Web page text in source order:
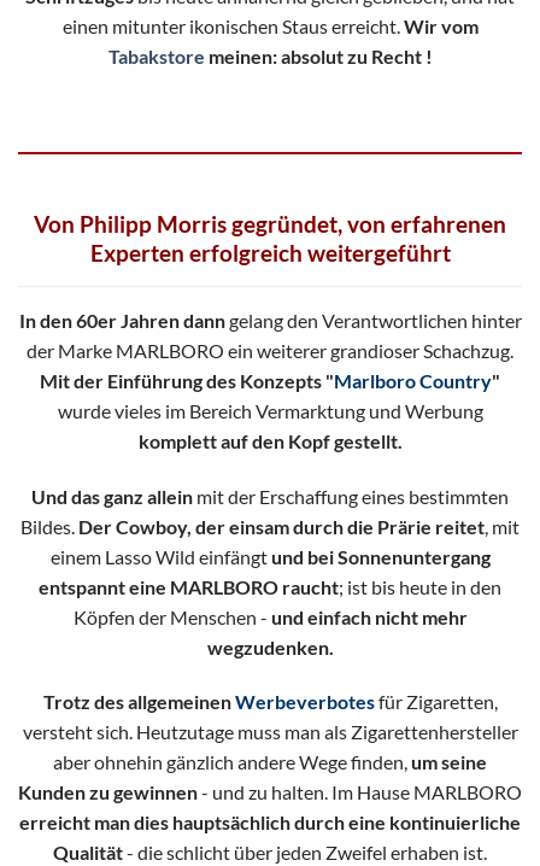
einen mitunter ikonischen Staus erreicht.Wir vom
Tabakstore meinen: absolut zu Recht !
Von Philipp Morris gegründet, von erfahrenen
Experten erfolgreich weitergeführt
In den 60er Jahren danngelang den Verantwortlichen hinter
der Marke MARLBORO ein weiterer grandioser Schachzug.
Mit der Einführung des Konzepts "Marlboro Country"
wurde vieles im Bereich Vermarktung und Werbung
komplett auf den Kopf gestellt.
Und das ganz allein mit der Erschaffung eines bestimmten
Bildes. Der Cowboy, der einsam durch die Prärie reitet , mit
einem Lasso Wild einfängtund bei Sonnenuntergang
entspannt eine MARLBORO raucht; ist bis heute in den
Köpfen der Menschen - und einfach nicht mehr
wegzudenken.
Trotz des allgemeinenWerbeverbotesfür Zigaretten,
versteht sich. Heutzutage muss man als Zigarettenhersteller
aber ohnehin gänzlich andere Wege finden,um seine
Kunden zu gewinnen- und zu halten. Im Hause MARLBORO
erreicht man dies hauptsächlich durch eine kontinuierliche
Qualität- die schlicht über jeden Zweifel erhaben ist.